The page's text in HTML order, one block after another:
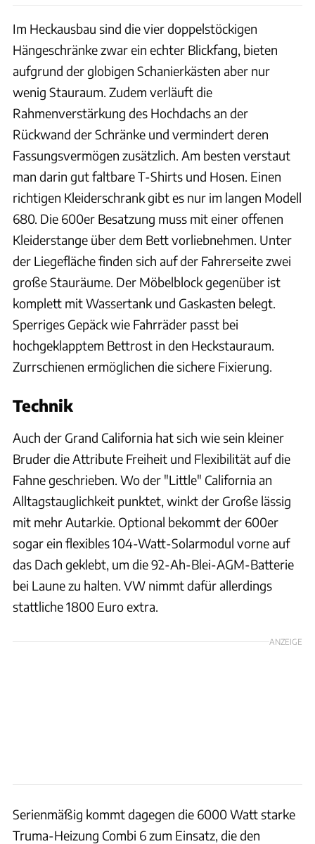
Im Heckausbau sind die vier doppelstöckigen
Hängeschränke zwar ein echter Blickfang, bieten
aufgrund der globigen Schanierkästen aber nur
wenig Stauraum. Zudem verläuft die
Rahmenverstärkung des Hochdachs an der
Rückwand der Schränke und vermindert deren
Fassungsvermögen zusätzlich. Am besten verstaut
man darin gut faltbare T-Shirts und Hosen. Einen
richtigen Kleiderschrank gibt es nur im langen Modell
680. Die 600er Besatzung muss mit einer offenen
Kleiderstange über dem Bett vorliebnehmen. Unter
der Liegefläche finden sich auf der Fahrerseite zwei
große Stauräume. Der Möbelblock gegenüber ist
komplett mit Wassertank und Gaskasten belegt.
Sperriges Gepäck wie Fahrräder passt bei
hochgeklapptem Bettrost in den Heckstauraum.
Zurrschienen ermöglichen die sichere Fixierung.
Technik
Auch der Grand California hat sich wie sein kleiner
Bruder die Attribute Freiheit und Flexibilität auf die
Fahne geschrieben. Wo der "Little" California an
Alltagstauglichkeit punktet, winkt der Große lässig
mit mehr Autarkie. Optional bekommt der 600er
sogar ein flexibles 104-Watt-Solarmodul vorne auf
das Dach geklebt, um die 92-Ah-Blei-AGM-Batterie
bei Laune zu halten. VW nimmt dafür allerdings
stattliche 1800 Euro extra.
ANZEIGE
Serienmäßig kommt dagegen die 6000 Watt starke
Truma-Heizung Combi 6 zum Einsatz, die den